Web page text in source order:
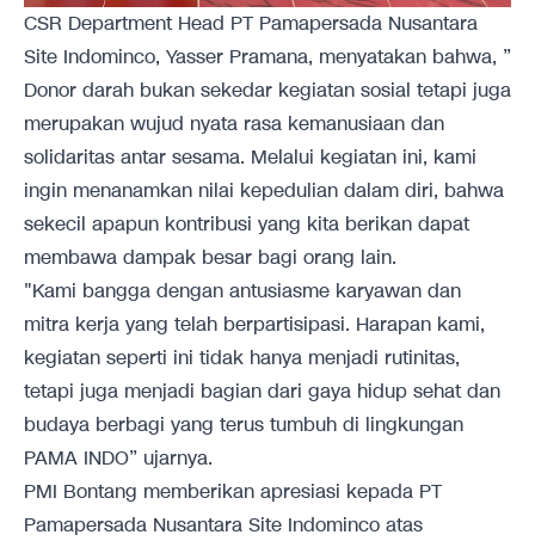
CSR Department Head PT Pamapersada Nusantara
Site Indominco, Yasser Pramana, menyatakan bahwa, ”
Donor darah bukan sekedar kegiatan sosial tetapi juga
merupakan wujud nyata rasa kemanusiaan dan
solidaritas antar sesama. Melalui kegiatan ini, kami
ingin menanamkan nilai kepedulian dalam diri, bahwa
sekecil apapun kontribusi yang kita berikan dapat
membawa dampak besar bagi orang lain.
"Kami bangga dengan antusiasme karyawan dan
mitra kerja yang telah berpartisipasi. Harapan kami,
kegiatan seperti ini tidak hanya menjadi rutinitas,
tetapi juga menjadi bagian dari gaya hidup sehat dan
budaya berbagi yang terus tumbuh di lingkungan
PAMA INDO” ujarnya.
PMI Bontang memberikan apresiasi kepada PT
Pamapersada Nusantara Site Indominco atas